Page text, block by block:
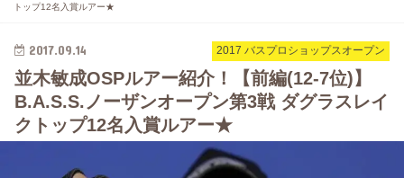
トップ12名入賞ルアー★
2017 バスプロショップスオープン
2017.09.14
並木敏成OSPルアー紹介！【前編(12-7位)】
B.A.S.S.ノーザンオープン第3戦 ダグラスレイ
クトップ12名入賞ルアー★